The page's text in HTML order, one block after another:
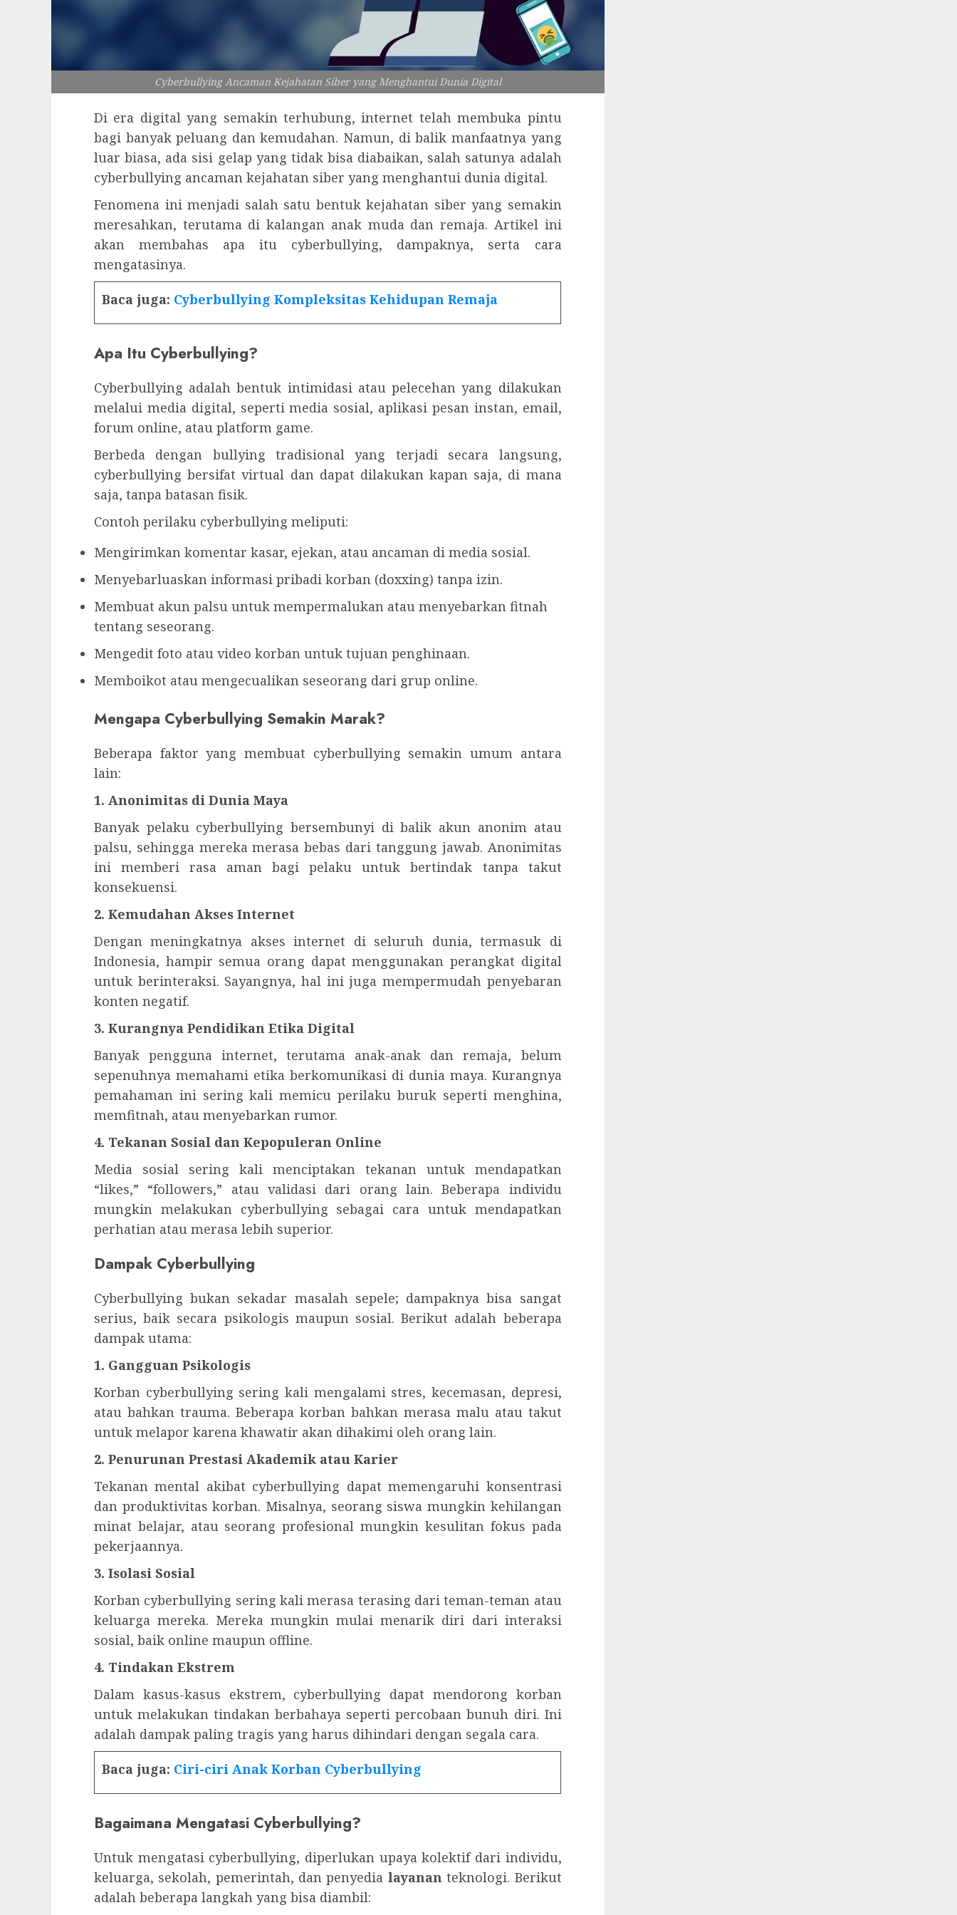
Cyberbullying Ancaman Kejahatan Siber yang Menghantui Dunia Digital
Di era digital yang semakin terhubung, internet telah membuka pintu
bagi banyak peluang dan kemudahan. Namun, di balik manfaatnya yang
luar biasa, ada sisi gelap yang tidak bisa diabaikan, salah satunya adalah
cyberbullying ancaman kejahatan siber yang menghantui dunia digital.
Fenomena ini menjadi salah satu bentuk kejahatan siber yang semakin
meresahkan, terutama di kalangan anak muda dan remaja. Artikel ini
akan membahas apa itu cyberbullying, dampaknya, serta cara
mengatasinya.
Baca juga: Cyberbullying Kompleksitas Kehidupan Remaja
Apa Itu Cyberbullying?
Cyberbullying adalah bentuk intimidasi atau pelecehan yang dilakukan
melalui media digital, seperti media sosial, aplikasi pesan instan, email,
forum online, atau platform game.
Berbeda dengan bullying tradisional yang terjadi secara langsung,
cyberbullying bersifat virtual dan dapat dilakukan kapan saja, di mana
saja, tanpa batasan fisik.
Contoh perilaku cyberbullying meliputi:
Mengirimkan komentar kasar, ejekan, atau ancaman di media sosial.
Menyebarluaskan informasi pribadi korban (doxxing) tanpa izin.
Membuat akun palsu untuk mempermalukan atau menyebarkan fitnah
tentang seseorang.
Mengedit foto atau video korban untuk tujuan penghinaan.
Memboikot atau mengecualikan seseorang dari grup online.
Mengapa Cyberbullying Semakin Marak?
Beberapa faktor yang membuat cyberbullying semakin umum antara
lain:
1. Anonimitas di Dunia Maya
Banyak pelaku cyberbullying bersembunyi di balik akun anonim atau
palsu, sehingga mereka merasa bebas dari tanggung jawab. Anonimitas
ini memberi rasa aman bagi pelaku untuk bertindak tanpa takut
konsekuensi.
2. Kemudahan Akses Internet
Dengan meningkatnya akses internet di seluruh dunia, termasuk di
Indonesia, hampir semua orang dapat menggunakan perangkat digital
untuk berinteraksi. Sayangnya, hal ini juga mempermudah penyebaran
konten negatif.
3. Kurangnya Pendidikan Etika Digital
Banyak pengguna internet, terutama anak-anak dan remaja, belum
sepenuhnya memahami etika berkomunikasi di dunia maya. Kurangnya
pemahaman ini sering kali memicu perilaku buruk seperti menghina,
memfitnah, atau menyebarkan rumor.
4. Tekanan Sosial dan Kepopuleran Online
Media sosial sering kali menciptakan tekanan untuk mendapatkan
“likes,” “followers,” atau validasi dari orang lain. Beberapa individu
mungkin melakukan cyberbullying sebagai cara untuk mendapatkan
perhatian atau merasa lebih superior.
Dampak Cyberbullying
Cyberbullying bukan sekadar masalah sepele; dampaknya bisa sangat
serius, baik secara psikologis maupun sosial. Berikut adalah beberapa
dampak utama:
1. Gangguan Psikologis
Korban cyberbullying sering kali mengalami stres, kecemasan, depresi,
atau bahkan trauma. Beberapa korban bahkan merasa malu atau takut
untuk melapor karena khawatir akan dihakimi oleh orang lain.
2. Penurunan Prestasi Akademik atau Karier
Tekanan mental akibat cyberbullying dapat memengaruhi konsentrasi
dan produktivitas korban. Misalnya, seorang siswa mungkin kehilangan
minat belajar, atau seorang profesional mungkin kesulitan fokus pada
pekerjaannya.
3. Isolasi Sosial
Korban cyberbullying sering kali merasa terasing dari teman-teman atau
keluarga mereka. Mereka mungkin mulai menarik diri dari interaksi
sosial, baik online maupun offline.
4. Tindakan Ekstrem
Dalam kasus-kasus ekstrem, cyberbullying dapat mendorong korban
untuk melakukan tindakan berbahaya seperti percobaan bunuh diri. Ini
adalah dampak paling tragis yang harus dihindari dengan segala cara.
Baca juga: Ciri-ciri Anak Korban Cyberbullying
Bagaimana Mengatasi Cyberbullying?
Untuk mengatasi cyberbullying, diperlukan upaya kolektif dari individu,
keluarga, sekolah, pemerintah, dan penyedia layanan teknologi. Berikut
adalah beberapa langkah yang bisa diambil: